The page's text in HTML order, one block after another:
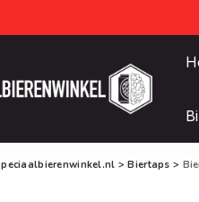
>Biertaps >